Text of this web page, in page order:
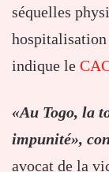
séquelles
indique le
«Au Togo, la
impunité»,
avocat de la